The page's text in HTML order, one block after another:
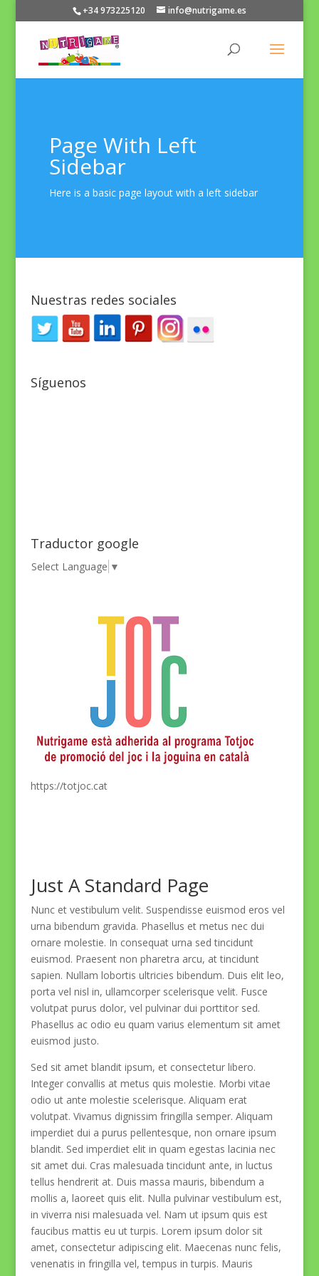
+34 973225120 info@nutrigame.es
Page With Left
Sidebar
Here is a basic page layout with a left sidebar
Nuestras redes sociales
Síguenos
Traductor google
Select Language ▼
https://totjoc.cat
Just A Standard Page
Nunc et vestibulum velit. Suspendisse euismod eros vel
urna bibendum gravida. Phasellus et metus nec dui
ornare molestie. In consequat urna sed tincidunt
euismod. Praesent non pharetra arcu, at tincidunt
sapien. Nullam lobortis ultricies bibendum. Duis elit leo,
porta vel nisl in, ullamcorper scelerisque velit. Fusce
volutpat purus dolor, vel pulvinar dui porttitor sed.
Phasellus ac odio eu quam varius elementum sit amet
euismod justo.
Sed sit amet blandit ipsum, et consectetur libero.
Integer convallis at metus quis molestie. Morbi vitae
odio ut ante molestie scelerisque. Aliquam erat
volutpat. Vivamus dignissim fringilla semper. Aliquam
imperdiet dui a purus pellentesque, non ornare ipsum
blandit. Sed imperdiet elit in quam egestas lacinia nec
sit amet dui. Cras malesuada tincidunt ante, in luctus
tellus hendrerit at. Duis massa mauris, bibendum a
mollis a, laoreet quis elit. Nulla pulvinar vestibulum est,
in viverra nisi malesuada vel. Nam ut ipsum quis est
faucibus mattis eu ut turpis. Lorem ipsum dolor sit
amet, consectetur adipiscing elit. Maecenas nunc felis,
venenatis in fringilla vel, tempus in turpis. Mauris